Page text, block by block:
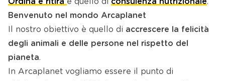
Benvenuto nel mondo Arcaplanet
Il nostro obiettivo è quello di accrescere la felicità
degli animali e delle persone nel rispetto del
pianeta.
In Arcaplanet vogliamo essere il punto di